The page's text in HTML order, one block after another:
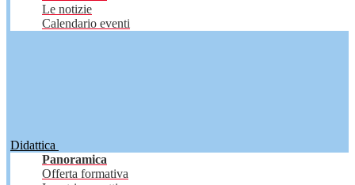
Le notizie
Calendario eventi
Didattica
Panoramica
Offerta formativa